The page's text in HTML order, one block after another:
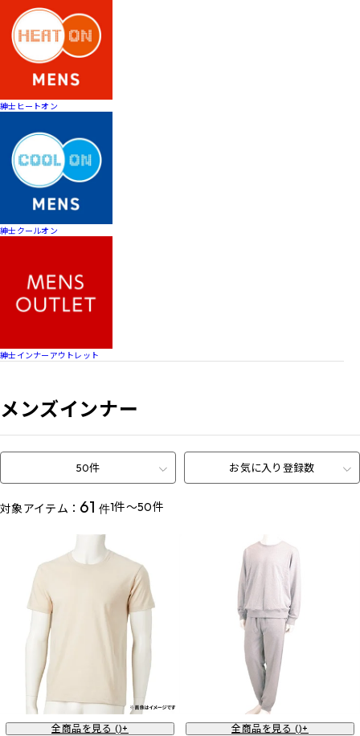
紳士ヒートオン
紳士クールオン
紳士インナーアウトレット
メンズインナー
50件 お気に入り登録数
対象アイテム： 61 件1件～50件
全商品を見る ()+
全商品を見る ()+